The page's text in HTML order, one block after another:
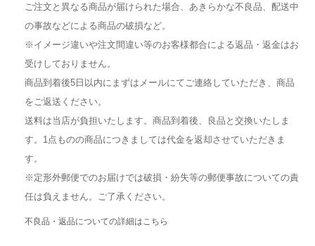
ご注文と異なる商品が届けられた場合、あきらかな不良品、配送中
の事故などによる商品の破損など。
※イメージ違いや注文間違い等のお客様都合による返品・返金はお
受けしておりません。
商品到着後5日以内にまずはメールにてご連絡していただき、商品
をご返送ください。
送料は当店が負担いたします。商品到着後、良品と交換いたしま
す。1点ものの商品につきましては代金を返却させていただきま
す。
※定形外郵便でのお届けでは破損・紛失等の郵便事故についての責
任は負えません。ご了承ください。
不良品・返品についての詳細はこちら